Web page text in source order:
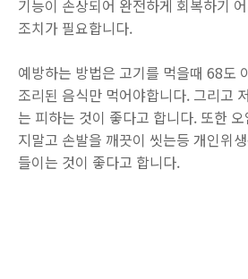
기능이 손상되어 완전하게 회복하기
조치가 필요합니다.
예방하는 방법은 고기를 먹을때 68도
조리된 음식만 먹어야합니다. 그리고
는 피하는 것이 좋다고 합니다. 또한
지말고 손발을 깨끗이 씻는등 개인위
들이는 것이 좋다고 합니다.